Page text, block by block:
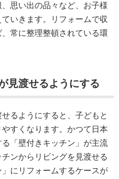
思い出の品々など、お子様
いきます。リフォームで収
常に整理整頓されている環
見渡せるようにする
るようにすると、子どもと
すくなります。かつて日本
「壁付きキッチン」が主流
ンからリビングを見渡せる
にリフォームするケースが